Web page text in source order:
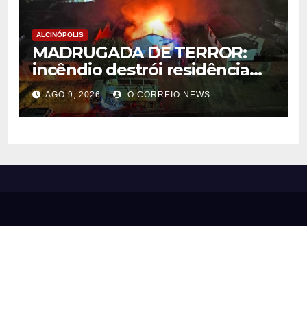
ALCINÓPOLIS
MADRUGADA DE TERROR:
incêndio destrói residência
em Alcinópolis
AGO 9, 2026 O CORREIO NEWS